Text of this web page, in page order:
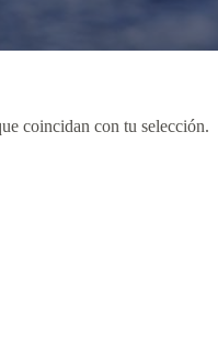
coincidan con tu selección.